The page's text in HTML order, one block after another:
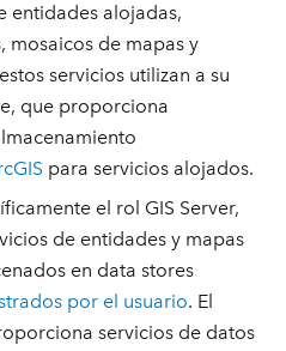
entidades alojadas,
mosaicos de mapas y
servicios utilizan a su
que proporciona
para servicios alojados.
el rol GIS Server,
de entidades y mapas
en data stores
por el usuario. El
servicios de datos